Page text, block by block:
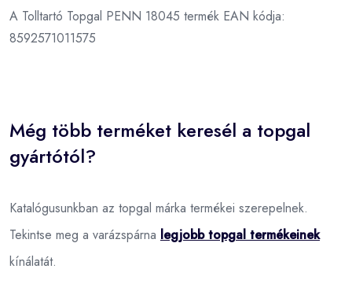
A Tolltartó Topgal PENN 18045 termék EAN kódja:
8592571011575
Még több terméket keresél a topgal
gyártótól?
Katalógusunkban az topgal márka termékei szerepelnek.
Tekintse meg a varázspárna legjobb topgal termékeinek
kínálatát.